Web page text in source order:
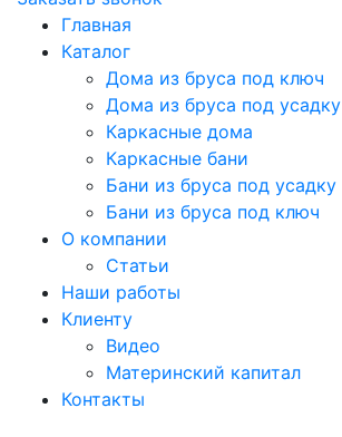
Главная
Каталог
Дома из бруса под ключ
Дома из бруса под усадку
Каркасные дома
Каркасные бани
Бани из бруса под усадку
Бани из бруса под ключ
О компании
Статьи
Наши работы
Клиенту
Видео
Материнский капитал
Контакты